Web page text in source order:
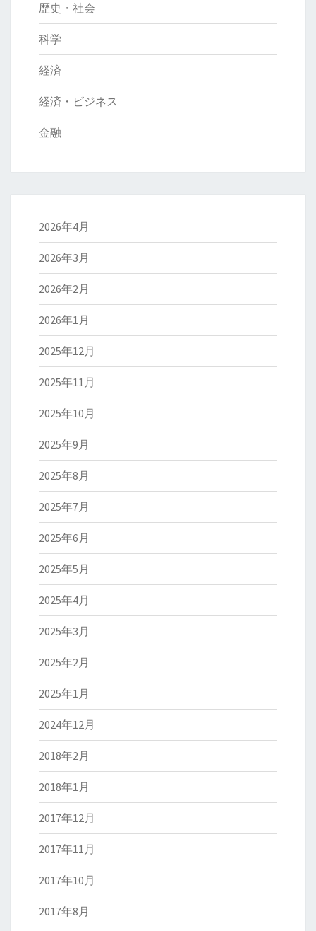
歴史・社会
科学
経済
経済・ビジネス
金融
2026年4月
2026年3月
2026年2月
2026年1月
2025年12月
2025年11月
2025年10月
2025年9月
2025年8月
2025年7月
2025年6月
2025年5月
2025年4月
2025年3月
2025年2月
2025年1月
2024年12月
2018年2月
2018年1月
2017年12月
2017年11月
2017年10月
2017年8月